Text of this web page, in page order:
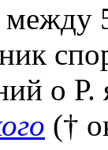
о
(†